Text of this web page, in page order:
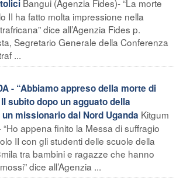
Bangui (Agenzia Fides)- “La morte
II ha fatto molta impressione nella
dice all’Agenzia Fides p.
Segretario Generale della Conferenza
...
- “Abbiamo appreso della morte di
subito dopo un agguato della
missionario dal Nord Uganda Kitgum
appena finito la Messa di suffragio
II con gli studenti delle scuole della
tra bambini e ragazze che hanno
dice all’Agenzia ...